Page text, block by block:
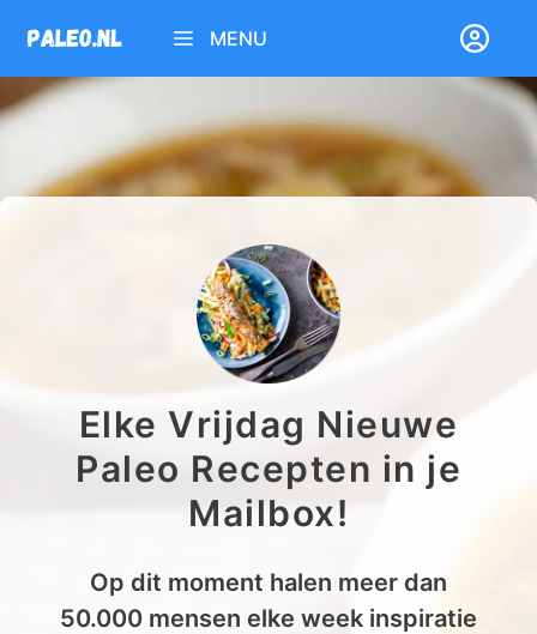
naar
de
inhoud
MENU
Elke Vrijdag Nieuwe
Paleo Recepten in je
Mailbox!
Op dit moment halen meer dan
50.000 mensen elke week inspiratie